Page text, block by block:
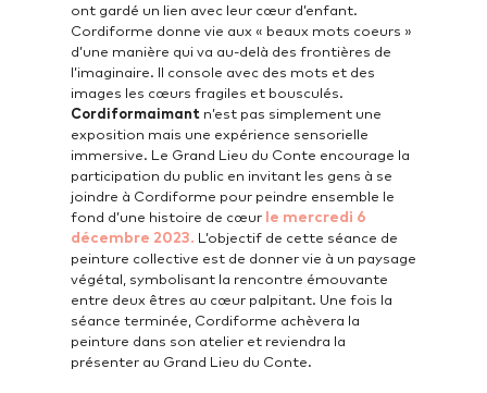
ont gardé un lien avec leur cœur d’enfant.
Cordiforme donne vie aux « beaux mots coeurs »
d’une manière qui va au-delà des frontières de
l’imaginaire. Il console avec des mots et des
images les cœurs fragiles et bousculés.
Cordiformaimant n’est pas simplement une
exposition mais une expérience sensorielle
immersive. Le Grand Lieu du Conte encourage la
participation du public en invitant les gens à se
joindre à Cordiforme pour peindre ensemble le
fond d’une histoire de cœur
le mercredi 6
décembre 2023. L’objectif de cette séance de
peinture collective est de donner vie à un paysage
végétal, symbolisant la rencontre émouvante
entre deux êtres au cœur palpitant. Une fois la
séance terminée, Cordiforme achèvera la
peinture dans son atelier et reviendra la
présenter au Grand Lieu du Conte.